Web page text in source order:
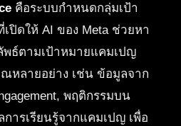
คือระบบกำหนดกลุ่มเป้า
ปิดให้ AI ของ Meta ช่วยหา
ธ์ตามเป้าหมายแคมเปญ
หลายอย่าง เช่น ข้อมูลจาก
พฤติกรรมบน
ารเรียนรู้จากแคมเปญ เพื่อ